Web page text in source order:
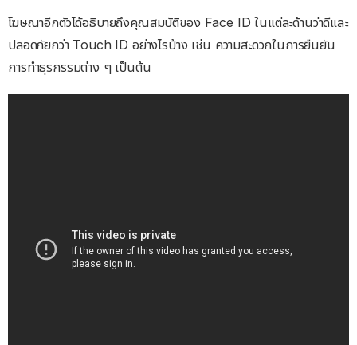
โฆษณาอีกตัวได้อธิบายถึงคุณสมบัติของ Face ID ในแต่ละด้านว่าดีและ
ปลอดภัยกว่า Touch ID อย่างไรบ้าง เช่น ความสะดวกในการยืนยัน
การทำธุรกรรมต่าง ๆ เป็นต้น